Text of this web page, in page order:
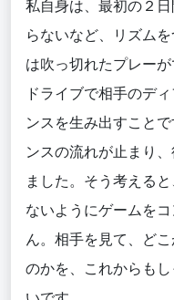
私自身は、最初の２
らないなど、リズム
は吹っ切れたプレー
ドライブで相手のデ
ンスを生み出すこと
ンスの流れが止まり
ました。そう考える
ないようにゲームを
ん。相手を見て、ど
のかを、これからも